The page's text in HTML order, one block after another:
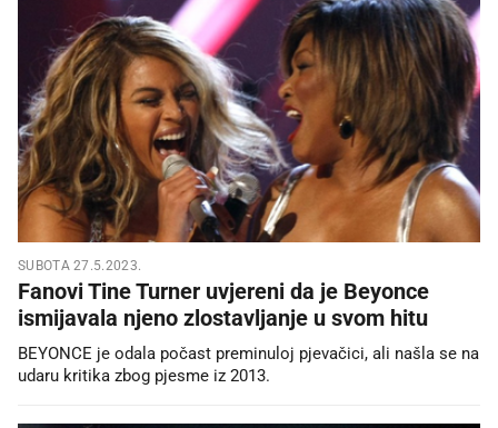
SUBOTA 27.5.2023.
Fanovi Tine Turner uvjereni da je Beyonce
ismijavala njeno zlostavljanje u svom hitu
BEYONCE je odala počast preminuloj pjevačici, ali našla se na
udaru kritika zbog pjesme iz 2013.